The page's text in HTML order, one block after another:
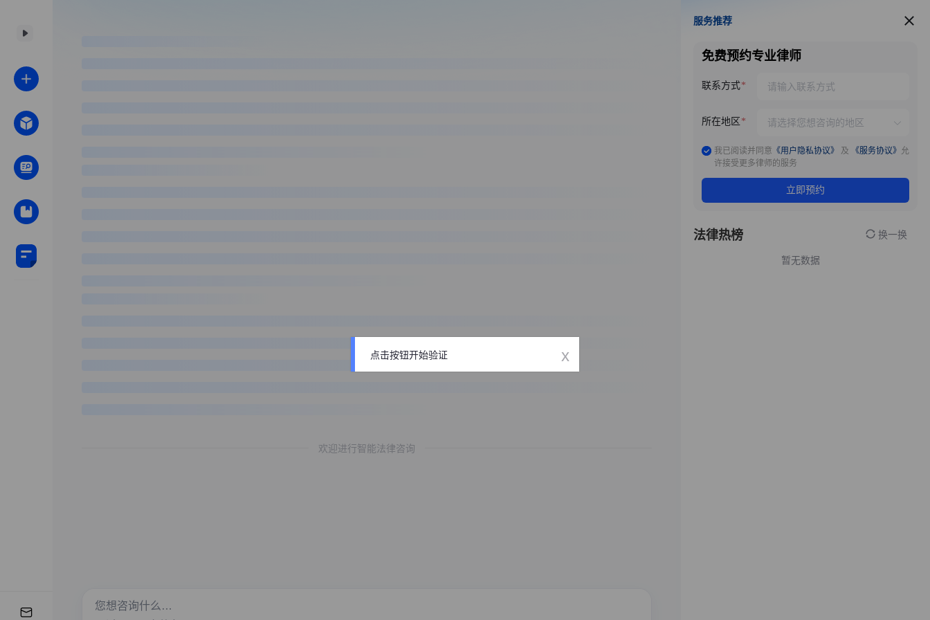
欢迎进行智能法律咨询
服务推荐
服务推荐
免费预约专业律师
联系方式
所在地区
我已阅读并同意 《用户隐私协议》 及 《服务协议》 允
许接受更多律师的服务
立即预约
法律热榜 换一换
暂无数据
点击按钮开始验证 x